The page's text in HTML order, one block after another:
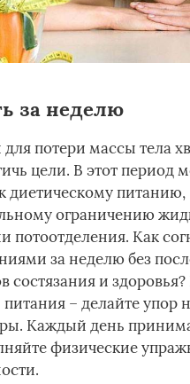
за неделю
потери массы тела
цели. В этот период
диетическому питанию,
ограничению
потоотделения. Как
за неделю без
состязания и
– делайте упор
Каждый день
физические